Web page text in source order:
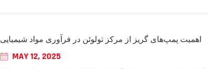
اهمیت پمپ‌های گریز از مرکز تولوئن در فرآوری مواد شیمیایی
MAY 12, 2025